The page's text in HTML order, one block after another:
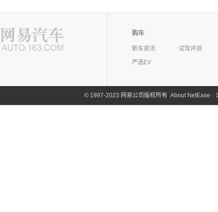
购车
新车资讯
试驾评测
严选EV
©1997-2023 网易公司版权所有 About NetEase